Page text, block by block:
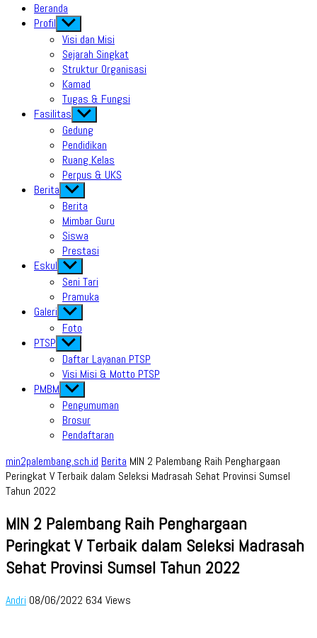
Beranda
Profil Show
sub
menu
Visi dan Misi
Sejarah Singkat
Struktur Organisasi
Kamad
Tugas & Fungsi
Fasilitas Show
sub
menu
Gedung
Pendidikan
Ruang Kelas
Perpus & UKS
Berita Show
sub
menu
Berita
Mimbar Guru
Siswa
Prestasi
Eskul Show
sub
menu
Seni Tari
Pramuka
Galeri Show
sub
menu
Foto
PTSP Show
sub
menu
Daftar Layanan PTSP
Visi Misi & Motto PTSP
PMBM Show
sub
menu
Pengumuman
Brosur
Pendaftaran
min2palembang.sch.id Berita MIN 2 Palembang Raih Penghargaan
Peringkat V Terbaik dalam Seleksi Madrasah Sehat Provinsi Sumsel
Tahun 2022
MIN 2 Palembang Raih Penghargaan
Peringkat V Terbaik dalam Seleksi Madrasah
Sehat Provinsi Sumsel Tahun 2022
Andri 08/06/2022 634 Views